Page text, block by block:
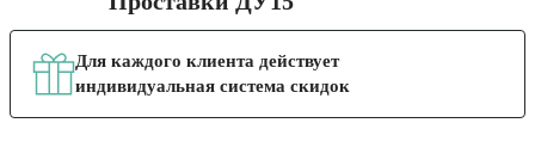
Для каждого клиента действует
индивидуальная система скидок